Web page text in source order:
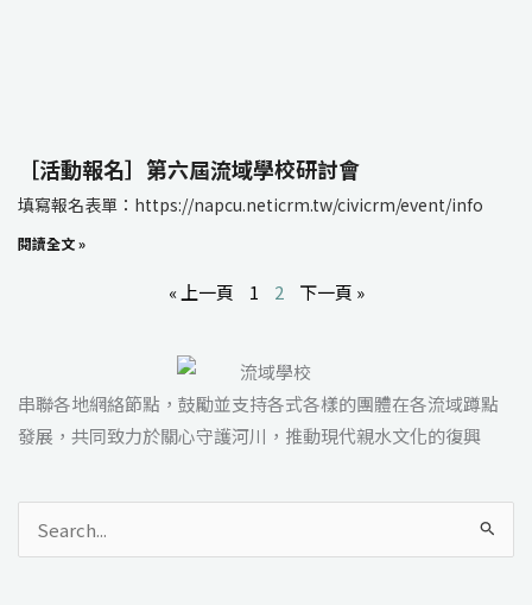
［活動報名］第六屆流域學校研討會
填寫報名表單：https://napcu.neticrm.tw/civicrm/event/info
閱讀全文 »
« 上一頁 1 2 下一頁 »
串聯各地網絡節點，鼓勵並支持各式各樣的團體在各流域蹲點
發展，共同致力於關心守護河川，推動現代親水文化的復興
尋